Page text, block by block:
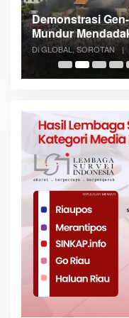
Demonstrasi
Mundur
Dibakar
Di GLOBAL, SOROTAN |